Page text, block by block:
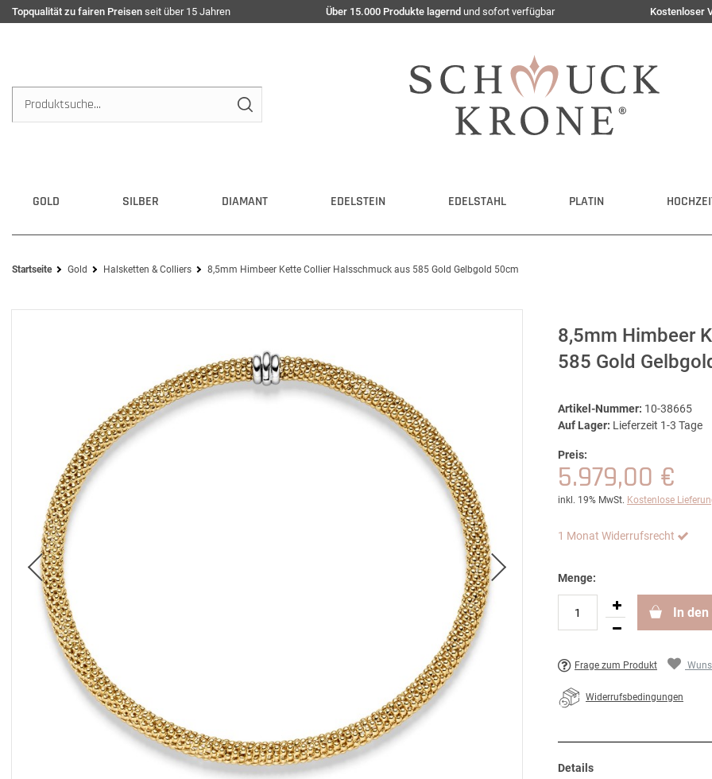
Topqualität zu fairen Preisen seit über 15 Jahren Über 15.000 Produkte lagernd und sofort verfügbar Kostenloser
GOLD SILBER DIAMANT EDELSTEIN EDELSTAHL PLATIN
Startseite Gold Halsketten & Colliers 8,5mm Himbeer Kette Collier Halsschmuck aus 585 Gold Gelbgold 50cm
8,5mm Himbeer
585 Gold
Artikel-Nummer: 10-38665
Auf Lager: Lieferzeit 1-3 Tage
Preis:
5.979,00 €
inkl. 19% MwSt. Kostenlose
1 Monat Widerrufsrecht
Menge:
In
Frage zum Produkt
Widerrufsbedingungen
Details